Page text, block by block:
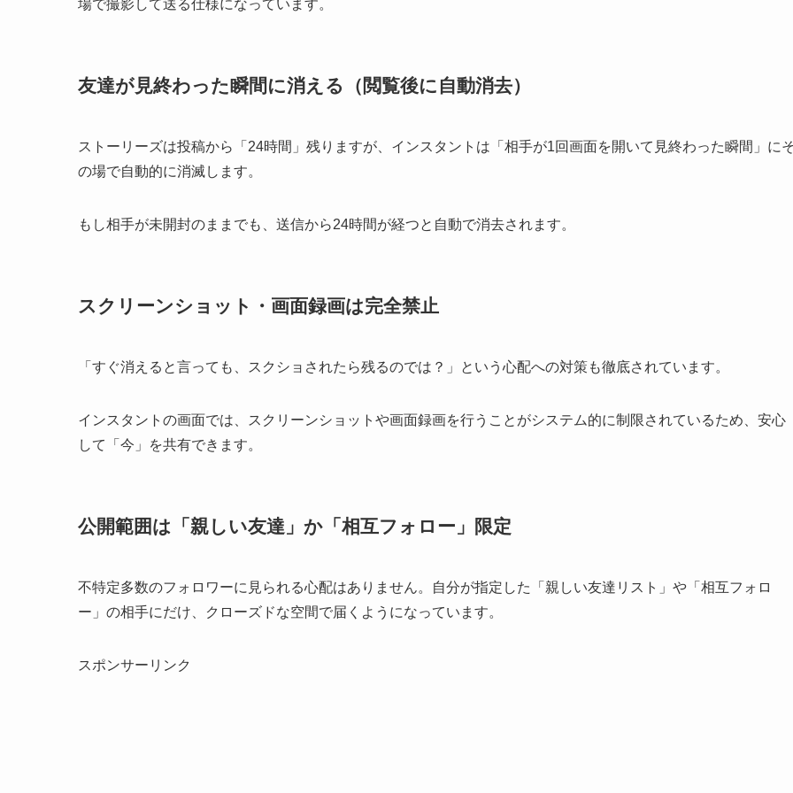
場で撮影して送る仕様になっています。
友達が見終わった瞬間に消える（閲覧後に自動消去）
ストーリーズは投稿から「24時間」残りますが、インスタントは「相手が1回画面を開いて見終わった瞬間」に
の場で自動的に消滅します。
もし相手が未開封のままでも、送信から24時間が経つと自動で消去されます。
スクリーンショット・画面録画は完全禁止
「すぐ消えると言っても、スクショされたら残るのでは？」という心配への対策も徹底されています。
インスタントの画面では、スクリーンショットや画面録画を行うことがシステム的に制限されているため、安心
して「今」を共有できます。
公開範囲は「親しい友達」か「相互フォロー」限定
不特定多数のフォロワーに見られる心配はありません。自分が指定した「親しい友達リスト」や「相互フォロ
ー」の相手にだけ、クローズドな空間で届くようになっています。
スポンサーリンク